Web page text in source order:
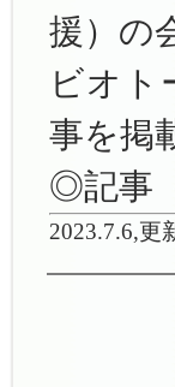
援）の
ビオト
事を掲
◎記事
2023.7.6,更